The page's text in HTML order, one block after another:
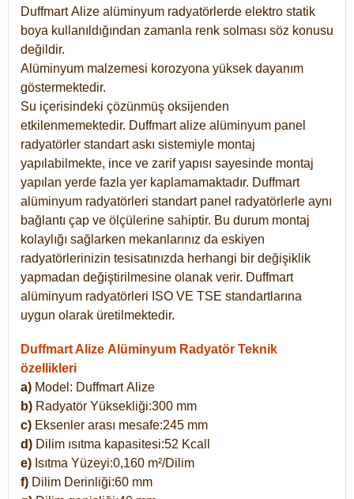
DuffmartAlize alüminyum radyatörlerde elektro statik
boya kullanıldığından zamanla renk solması söz konusu
değildir.
Alüminyum malzemesi korozyona yüksek dayanım
göstermektedir.
Su içerisindeki çözünmüş oksijenden
etkilenmemektedir. Duffmart alize alüminyum panel
radyatörler standart askı sistemiyle montaj
yapılabilmekte, ince ve zarif yapısı sayesinde montaj
yapılan yerde fazla yer kaplamamaktadır. Duffmart
alüminyum radyatörleri standart panel radyatörlerle aynı
bağlantı çap ve ölçülerine sahiptir. Bu durum montaj
kolaylığı sağlarken mekanlarınız da eskiyen
radyatörlerinizin tesisatınızda herhangi bir değişiklik
yapmadan değiştirilmesine olanak verir. Duffmart
alüminyum radyatörleri ISO VE TSE standartlarına
uygun olarak üretilmektedir.
Duffmart Alize Alüminyum Radyatör Teknik
özellikleri
a) Model: DuffmartAlize
b) Radyatör Yüksekliği:300 mm
c) Eksenler arası mesafe:245 mm
d) Dilim ısıtma kapasitesi:52 Kcall
e) Isıtma Yüzeyi:0,160 m²/Dilim
f) Dilim Derinliği:60 mm